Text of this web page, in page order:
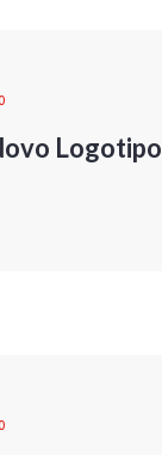
Logotipo